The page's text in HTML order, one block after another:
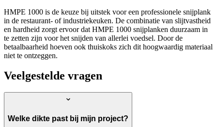
HMPE 1000 is de keuze bij uitstek voor een professionele snijplank
in de restaurant- of industriekeuken. De combinatie van slijtvastheid
en hardheid zorgt ervoor dat HMPE 1000 snijplanken duurzaam in
te zetten zijn voor het snijden van allerlei voedsel. Door de
betaalbaarheid hoeven ook thuiskoks zich dit hoogwaardig materiaal
niet te ontzeggen.
Veelgestelde vragen
Welke dikte past bij mijn project?